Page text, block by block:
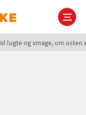
lugte og smage, om osten